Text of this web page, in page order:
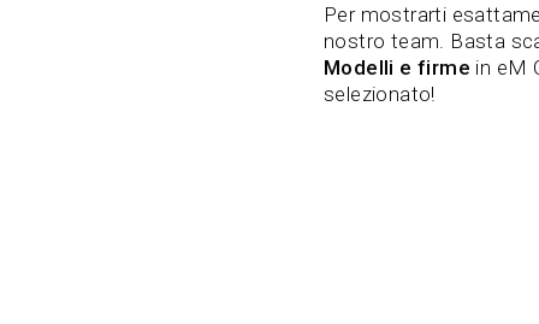
Per mostrarti
nostro team. Basta
Modelli e firme in eM
selezionato!